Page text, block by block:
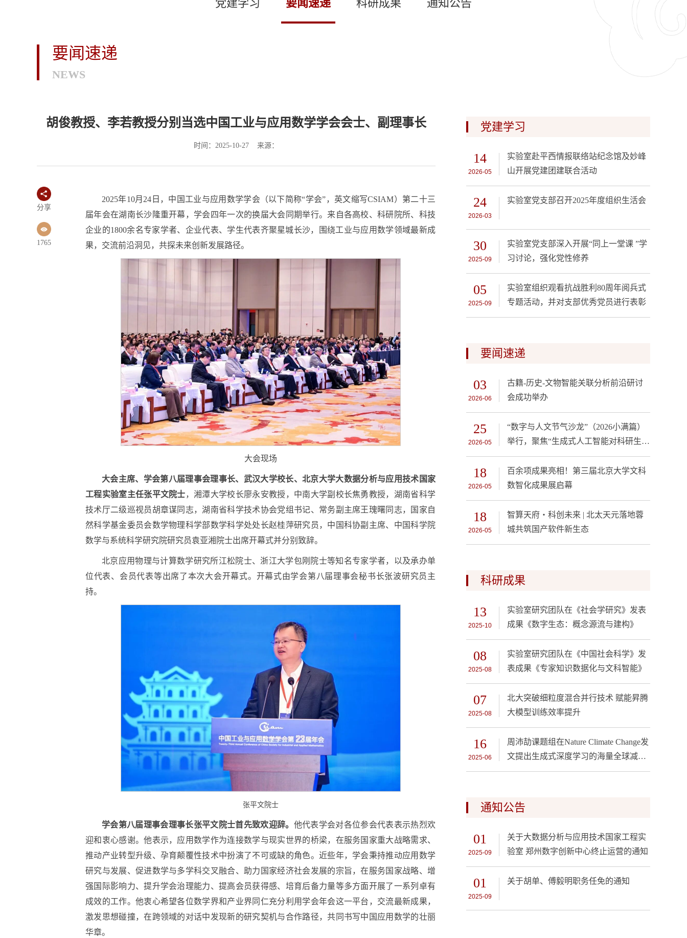
党建学习 要闻速递 科研成果 通知公告
要闻速递
NEWS
胡俊教授、李若教授分别当选中国工业与应用数学学会会士、副理事长
时间：2025-10-27 来源：
分享
1765
2025年10月24日，中国工业与应用数学学会（以下简称“学会”，英文缩写CSIAM）第二十三
届年会在湖南长沙隆重开幕，学会四年一次的换届大会同期举行。来自各高校、科研院所、科技
企业的1800余名专家学者、企业代表、学生代表齐聚星城长沙，围绕工业与应用数学领域最新成
果，交流前沿洞见，共探未来创新发展路径。
大会现场
大会主席、学会第八届理事会理事长、武汉大学校长、北京大学大数据分析与应用技术国家
工程实验室主任张平文院士，湘潭大学校长廖永安教授，中南大学副校长焦勇教授，湖南省科学
技术厅二级巡视员胡章谋同志，湖南省科学技术协会党组书记、常务副主席王瑰曙同志，国家自
然科学基金委员会数学物理科学部数学科学处处长赵桂萍研究员，中国科协副主席、中国科学院
数学与系统科学研究院研究员袁亚湘院士出席开幕式并分别致辞。
北京应用物理与计算数学研究所江松院士、浙江大学包刚院士等知名专家学者，以及承办单
位代表、会员代表等出席了本次大会开幕式。开幕式由学会第八届理事会秘书长张波研究员主
持。
张平文院士
学会第八届理事会理事长张平文院士首先致欢迎辞。 他代表学会对各位参会代表表示热烈欢
迎和衷心感谢。他表示，应用数学作为连接数学与现实世界的桥梁，在服务国家重大战略需求、
推动产业转型升级、孕育颠覆性技术中扮演了不可或缺的角色。近些年，学会秉持推动应用数学
研究与发展、促进数学与多学科交叉融合、助力国家经济社会发展的宗旨，在服务国家战略、增
强国际影响力、提升学会治理能力、提高会员获得感、培育后备力量等多方面开展了一系列卓有
成效的工作。他衷心希望各位数学界和产业界同仁充分利用学会年会这一平台，交流最新成果，
激发思想碰撞，在跨领域的对话中发现新的研究契机与合作路径，共同书写中国应用数学的壮丽
华章。
党建学习
14
2026-05
实验室赴平西情报联络站纪念馆及妙峰
山开展党建团建联合活动
24
2026-03
实验室党支部召开2025年度组织生活会
30
2025-09
实验室党支部深入开展“同上一堂课 ”学
习讨论，强化党性修养
05
2025-09
实验室组织观看抗战胜利80周年阅兵式
专题活动，并对支部优秀党员进行表彰
要闻速递
03
2026-06
古籍-历史-文物智能关联分析前沿研讨
会成功举办
25
2026-05
“数字与人文节气沙龙”（2026小满篇）
举行，聚焦“生成式人工智能对科研生产
力的影响”
18
2026-05
百余项成果亮相！第三届北京大学文科
数智化成果展启幕
18
2026-05
智算天府・科创未来 | 北太天元落地蓉
城共筑国产软件新生态
科研成果
13
2025-10
实验室研究团队在《社会学研究》发表
成果《数字生态：概念源流与建构》
08
2025-08
实验室研究团队在《中国社会科学》发
表成果《专家知识数据化与文科智能》
07
2025-08
北大突破细粒度混合并行技术 赋能昇腾
大模型训练效率提升
16
2025-06
周沛劼课题组在Nature Climate Change发
文提出生成式深度学习的海量全球减排
情景生成方法
通知公告
01
2025-09
关于大数据分析与应用技术国家工程实
验室 郑州数字创新中心终止运营的通知
01
2025-09
关于胡单、傅毅明职务任免的通知